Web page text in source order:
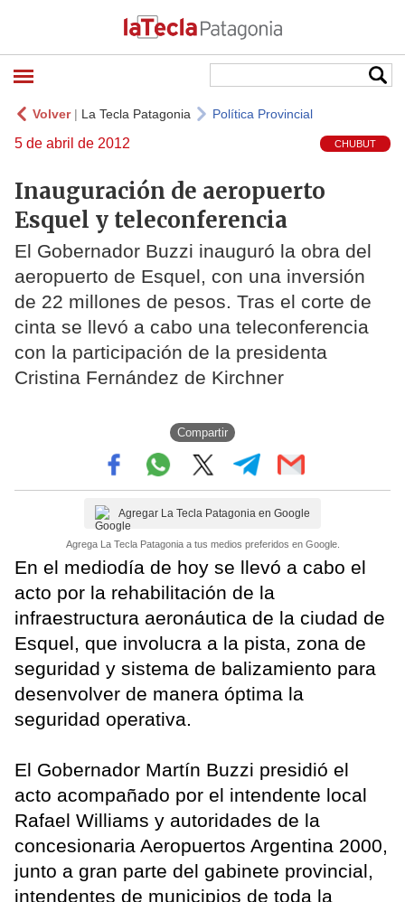
Volver| La Tecla Patagonia Política Provincial
5 de abril de 2012 CHUBUT
Inauguración de aeropuerto
Esquel y teleconferencia
El Gobernador Buzzi inauguró la obra del
aeropuerto de Esquel, con una inversión
de 22 millones de pesos. Tras el corte de
cinta se llevó a cabo una teleconferencia
con la participación de la presidenta
Cristina Fernández de Kirchner
Compartir
Agregar La Tecla Patagonia en Google
Agrega La Tecla Patagonia a tus medios preferidos en Google.
En el mediodía de hoy se llevó a cabo el
acto por la rehabilitación de la
infraestructura aeronáutica de la ciudad de
Esquel, que involucra a la pista, zona de
seguridad y sistema de balizamiento para
desenvolver de manera óptima la
seguridad operativa.
El Gobernador Martín Buzzi presidió el
acto acompañado por el intendente local
Rafael Williams y autoridades de la
concesionaria Aeropuertos Argentina 2000,
junto a gran parte del gabinete provincial,
intendentes de municipios de toda la